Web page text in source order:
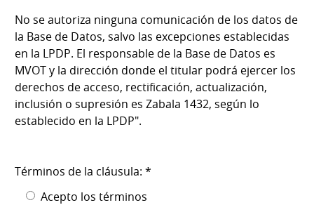
No se autoriza ninguna comunicación de los datos de
la Base de Datos, salvo las excepciones establecidas
en la LPDP. El responsable de la Base de Datos es
MVOT y la dirección donde el titular podrá ejercer los
derechos de acceso, rectificación, actualización,
inclusión o supresión es Zabala 1432, según lo
establecido en la LPDP".
Términos de la cláusula: *
Acepto los términos